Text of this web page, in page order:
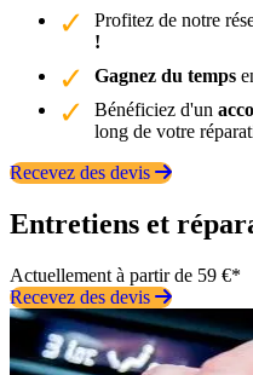
Profitez de notre
!
Gagnez du temps
Bénéficiez d'un
long de votre
Recevez des devis
Entretiens et
Actuellement à partir de 59 €*
Recevez des devis